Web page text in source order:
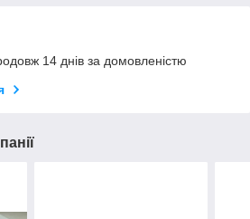
14 днів за домовленістю